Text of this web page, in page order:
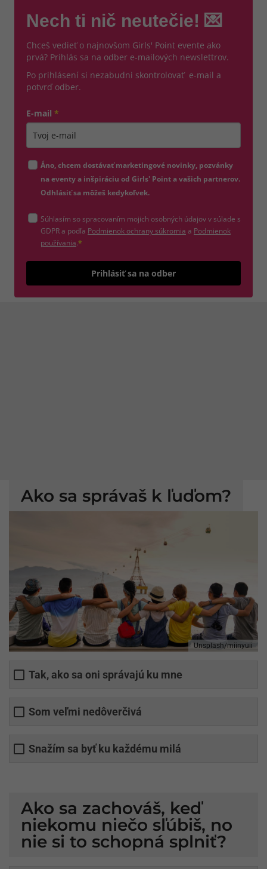
Nech ti nič neutečie! 💌
Chceš vedieť o najnovšom Girls' Point evente ako
prvá? Prihlás sa na odber e-mailových newslettrov.
Po prihlásení si nezabudni skontrolovať e-mail a
potvrď odber.
E-mail *
Áno, chcem dostávať marketingové novinky, pozvánky
na eventy a inšpiráciu od Girls' Point a vašich partnerov.
Odhlásiť sa môžeš kedykoľvek.
Súhlasím so spracovaním mojich osobných údajov v súlade s
GDPR a podľa Podmienok ochrany súkromia (otvorí sa v novom okne)
a Podmienok
používania(otvorí sa v novom okne)
.*
Prihlásiť sa na odber
Ako sa správaš k ľuďom?
Unsplash/miinyuii
Tak, ako sa oni správajú ku mne
Som veľmi nedôverčivá
Snažím sa byť ku každému milá
Ako sa zachováš, keď
niekomu niečo sľúbiš, no
nie si to schopná splniť?